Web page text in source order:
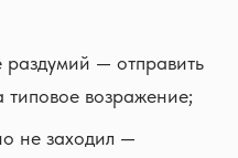
раздумий — отправить
возражение;
не заходил —